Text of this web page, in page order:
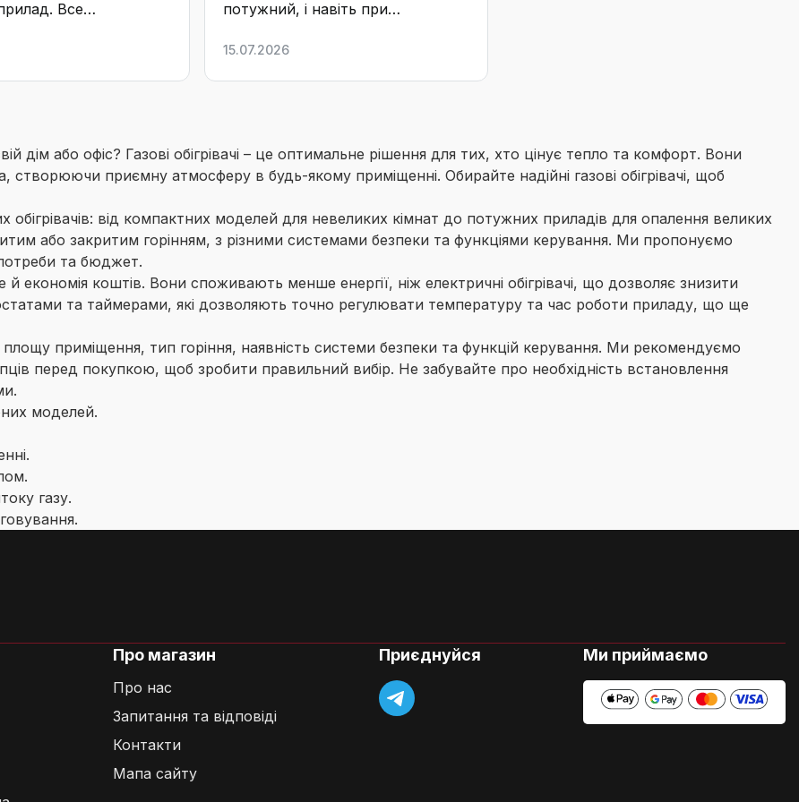
Все
стабільно, а
потужний, і навіть при
приємне тепло. Дуже зручно, що
15.07.2026
дім або офіс? Газові обігрівачі – це оптимальне рішення для тих, хто цінує тепло та комфорт. Вони
приємну атмосферу в будь-якому приміщенні. Обирайте надійні газові обігрівачі, щоб
обігрівачів: від компактних моделей для невеликих кімнат до потужних приладів для опалення великих
або закритим горінням, з різними системами безпеки та функціями керування. Ми пропонуємо
та бюджет.
й економія коштів. Вони споживають менше енергії, ніж електричні обігрівачі, що дозволяє знизити
та таймерами, які дозволяють точно регулювати температуру та час роботи приладу, що ще
приміщення, тип горіння, наявність системи безпеки та функцій керування. Ми рекомендуємо
перед покупкою, щоб зробити правильний вибір. Не забувайте про необхідність встановлення
моделей.
газу.
Про магазин
Про нас
Запитання та відповіді
Контакти
Мапа сайту
Приєднуйся Ми приймаємо